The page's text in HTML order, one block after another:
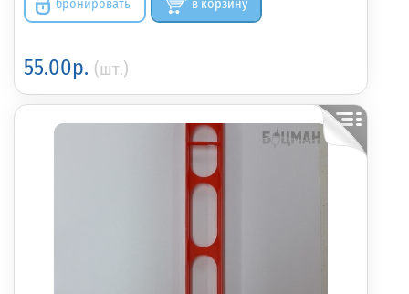
бронировать в корзину
55.00р. (шт.)